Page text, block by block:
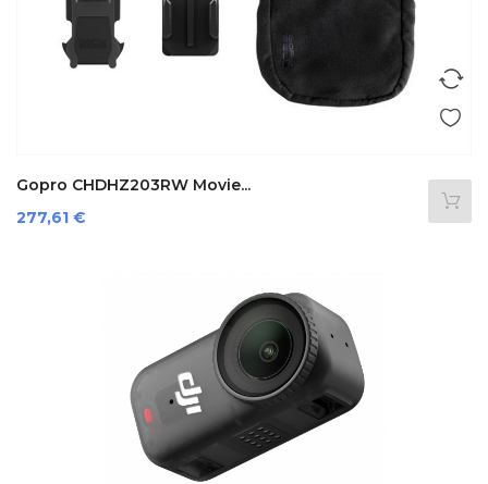
Gopro CHDHZ203RW Movie...
Prezzo
277,61 €